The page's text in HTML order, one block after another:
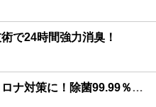
で24時間強力消臭！
【緊急入荷！】新型コロナ対策に！除菌99.99％ジェル！！